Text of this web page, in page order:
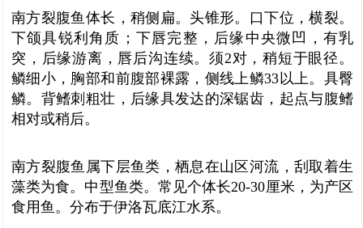
南方裂腹鱼体长，稍侧扁。头锥形。口下位，横裂。
下颌具锐利角质；下唇完整，后缘中央微凹，有乳
突，后缘游离，唇后沟连续。须2对，稍短于眼径。
鳞细小，胸部和前腹部裸露，侧线上鳞33以上。具臀
鳞。背鳍刺粗壮，后缘具发达的深锯齿，起点与腹鳍
相对或稍后。
南方裂腹鱼属下层鱼类，栖息在山区河流，刮取着生
藻类为食。中型鱼类。常见个体长20-30厘米，为产区
食用鱼。分布于伊洛瓦底江水系。